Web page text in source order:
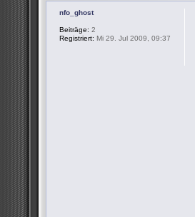
nfo_ghost
Beiträge: 2
Registriert: Mi 29. Jul 2009, 09:37